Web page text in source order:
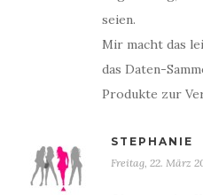
seien.
Mir macht das
das Daten-
Produkte zur
STEPHANIE
Freitag, 22. März